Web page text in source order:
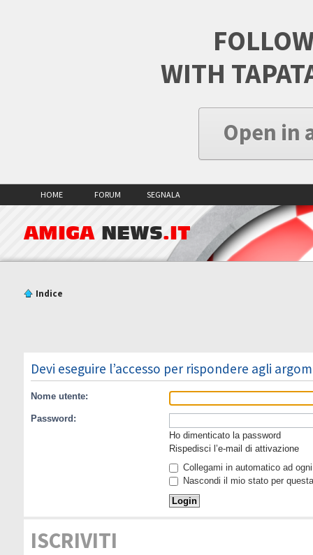
WITH
Open in
HOME FORUM SEGNALA
AMIGA NEWS.IT
Indice
Devi eseguire l’accesso per rispondere agli
Nome utente:
Password:
Ho dimenticato la password
Rispedisci l’e-mail di attivazione
Collegami in automatico ad
Nascondi il mio stato per
ISCRIVITI